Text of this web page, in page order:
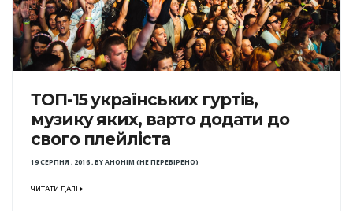
ТОП-15 українських гуртів,
музику яких, варто додати до
свого плейліста
19 СЕРПНЯ , 2016,BYАНОНІМ (НЕ ПЕРЕВІРЕНО)
ЧИТАТИ ДАЛІ